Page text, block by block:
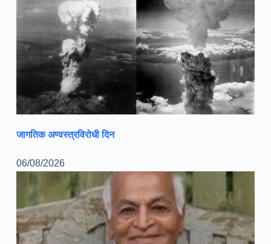
जागतिक अण्वस्त्रविरोधी दिन
06/08/2026